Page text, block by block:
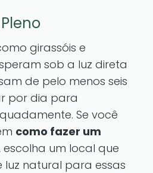
girassóis e
sob a luz direta
de pelo menos seis
por dia para
Se você
como fazer um
escolha um local que
natural para essas